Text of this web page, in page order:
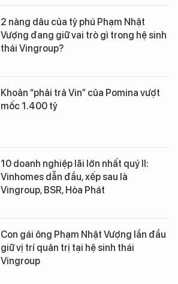
2 nàng dâu của tỷ phú Phạm Nhật
Vượng đang giữ vai trò gì trong hệ sinh
thái Vingroup?
Khoản “phải trả Vin” của Pomina vượt
mốc 1.400 tỷ
10 doanh nghiệp lãi lớn nhất quý II:
Vinhomes dẫn đầu, xếp sau là
Vingroup, BSR, Hòa Phát
Con gái ông Phạm Nhật Vượng lần đầu
giữ vị trí quản trị tại hệ sinh thái
Vingroup